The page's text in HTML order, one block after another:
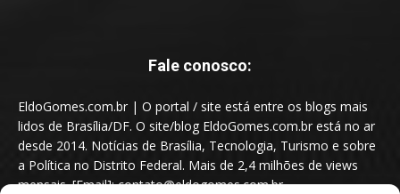
Fale conosco:
EldoGomes.com.br | O portal / site está entre os blogs mais
lidos de Brasília/DF. O site/blog EldoGomes.com.br está no ar
desde 2014. Notícias de Brasília, Tecnologia, Turismo e sobre
a Política no Distrito Federal. Mais de 2,4 milhões de views
mensais. [Email]: contato@eldogomes.com.br